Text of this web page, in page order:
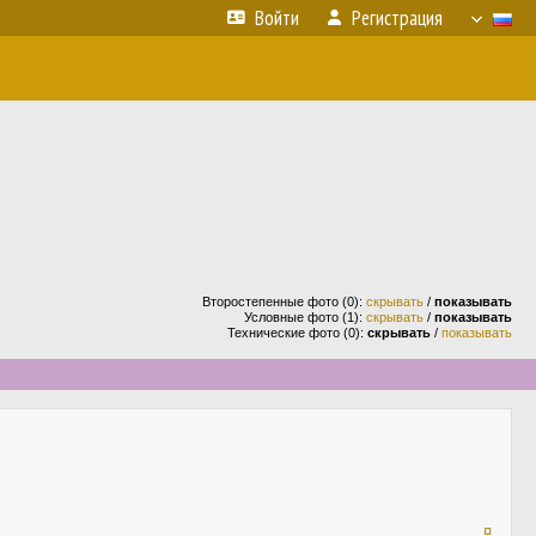
Войти Регистрация
Второстепенные фото (0): скрывать / показывать
Условные фото (1): скрывать / показывать
Технические фото (0): скрывать / показывать
¤